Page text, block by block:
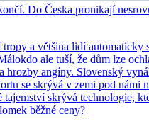
Do Česka pronikají
a většina lidí automaticky
ale tuší, že dům lze
hrozby angíny. Slovenský
se skrývá v zemi pod námi
tajemství skrývá technologie,
běžné ceny?